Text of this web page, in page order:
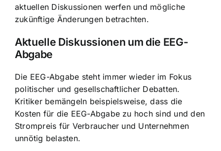
aktuellen Diskussionen werfen und mögliche
zukünftige Änderungen betrachten.
Aktuelle Diskussionen um die EEG-
Abgabe
Die EEG-Abgabe steht immer wieder im Fokus
politischer und gesellschaftlicher Debatten.
Kritiker bemängeln beispielsweise, dass die
Kosten für die EEG-Abgabe zu hoch sind und den
Strompreis für Verbraucher und Unternehmen
unnötig belasten.